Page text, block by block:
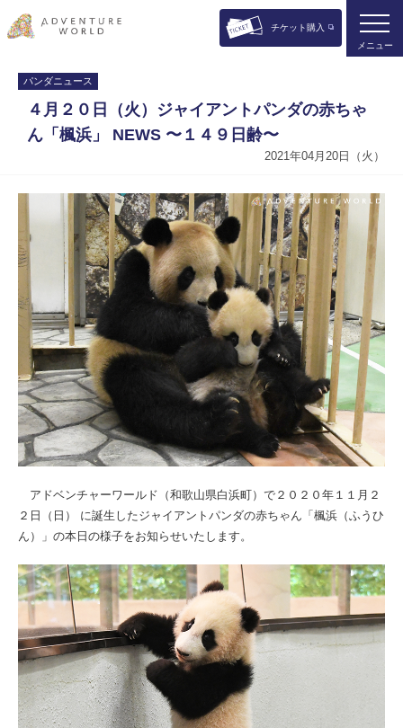
チケット購入
メニュー
パンダニュース
４月２０日（火）ジャイアントパンダの赤ちゃ
ん「楓浜」 NEWS 〜１４９日齢〜
2021年04月20日（火）
アドベンチャーワールド（和歌山県白浜町）で２０２０年１１月２
２日（日） に誕生したジャイアントパンダの赤ちゃん「楓浜（ふうひ
ん）」の本日の様子をお知らせいたします。